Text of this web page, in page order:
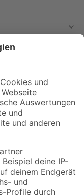
mehr verpassen!